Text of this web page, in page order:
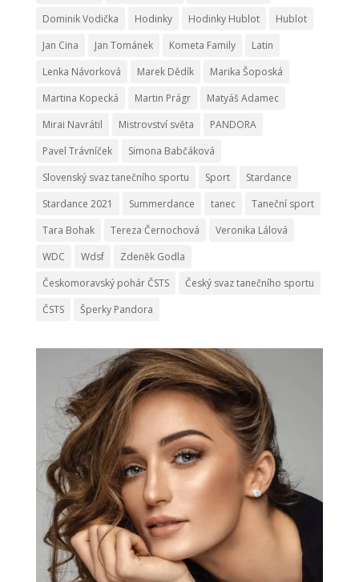
Dominik Vodička
Hodinky Hodinky Hublot
Hublot
Jan Cina
Jan Tománek Kometa Family
Latin
Lenka Návorková
Marek Dědík
Marika Šoposká
Martina Kopecká
Martin Prágr
Matyáš Adamec
Mirai Navrátil
Mistrovství světa
PANDORA
Pavel Trávníček
Simona Babčáková
Slovenský svaz tanečního sportu
Sport
Stardance
Stardance 2021
Summerdance tanec
Taneční sport
Tara Bohak
Tereza Černochová
Veronika Lálová
WDC
Wdsf
Zdeněk Godla
Českomoravský pohár ČSTS
Český svaz tanečního sportu
ČSTS
Šperky Pandora